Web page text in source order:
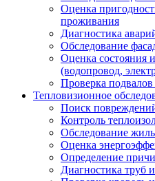
Оценка
проживания
Диагностика
Обследование
Оценка состояния
(водопровод,
Проверка
Тепловизионное
Поиск
Контроль
Обследование
Оценка
Определение
Диагностика труб